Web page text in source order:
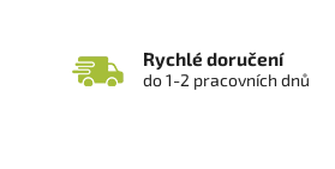
Rychlé doručení
do 1-2 pracovních dnů